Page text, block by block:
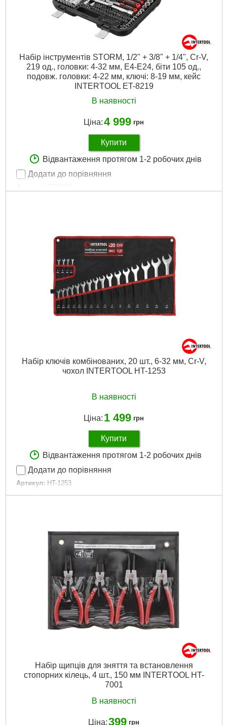
Набір інструментів STORM, 1/2" + 3/8" + 1/4", Cr-V,
219 од., головки: 4-32 мм, E4-E24, біти 105 од.,
подовж. головки: 4-22 мм, ключі: 8-19 мм, кейс
INTERTOOL ET-8219
В наявності
Ціна:4 999 грн
Купити
Відвантаження протягом 1-2 робочих днів
Додати до порівняння
Габаритні розміри: 430*340*85 мм
Матеріал виготовлення: Cr-V сталь
Розмір головок: 4-32 мм
Кількість одиниць у наборі:
219 вид.
Матеріал корпусу:
ударостійкий пластик
Габарити упаковки: 430x340x90 мм
Вага брутто: 10,300 р
Набір ключів комбінованих, 20 шт., 6-32 мм, Cr-V,
чохол INTERTOOL HT-1253
В наявності
Ціна: 1 499 грн
Купити
Відвантаження протягом 1-2 робочих днів
Додати до порівняння
Артикул: HT-1253
Код товару: 20.78.97
Габаритні розміри: 660*420 мм
6-32 мм
Країна виробник:
Індія
Габарити упаковки:
380x130x90 мм
Вага брутто: 3,850 р
Докладніше...
Набiр щипців для зняття та встановлення
стопорних кілець, 4 шт., 150 мм INTERTOOL HT-
7001
В наявності
Ціна:399 грн